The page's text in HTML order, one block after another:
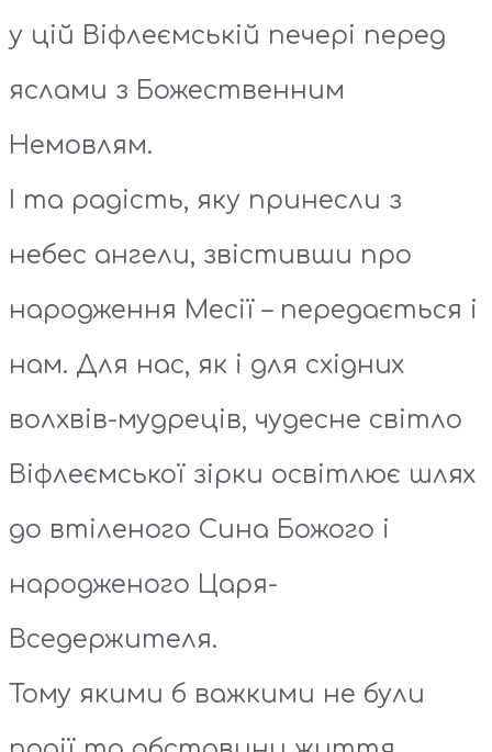
у цій Віфлеємській печері перед
яслами з Божественним
Немовлям.
І та радість, яку принесли з
небес ангели, звістивши про
народження Месії – передається і
нам. Для нас, як і для східних
волхвів-мудреців, чудесне світло
Віфлеємської зірки освітлює шлях
до втіленого Сина Божого і
народженого Царя-
Вседержителя.
Тому якими б важкими не були